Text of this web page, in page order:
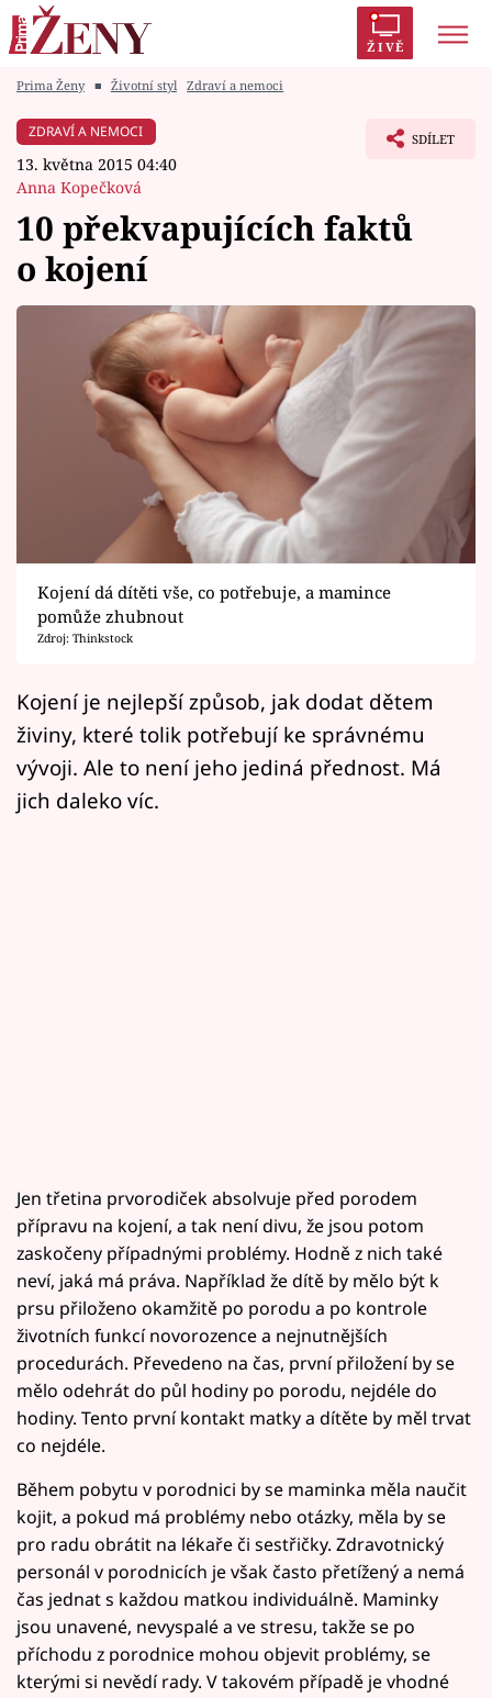
ŽIVĚ
Módní alarm
Zrádci
Témata
Celebrity
Vztahy
Seriály
Horoskopy
Sledujte prima+
Filmový festival Karlovy Vary
Mámy sobě
Přihlášení
Prima Ženy ■ Životní styl Zdraví a nemoci
ZDRAVÍ A NEMOCI
13. května 2015 04:40
Anna Kopečková
SDÍLET
10 překvapujících faktů
o kojení
Kojení dá dítěti vše, co potřebuje, a mamince
pomůže zhubnout
Zdroj: Thinkstock
Kojení je nejlepší způsob, jak dodat dětem
živiny, které tolik potřebují ke správnému
vývoji. Ale to není jeho jediná přednost. Má
jich daleko víc.
Jen třetina prvorodiček absolvuje před porodem
přípravu na kojení, a tak není divu, že jsou potom
zaskočeny případnými problémy. Hodně z nich také
neví, jaká má práva. Například že dítě by mělo být k
prsu přiloženo okamžitě po porodu a po kontrole
životních funkcí novorozence a nejnutnějších
procedurách. Převedeno na čas, první přiložení by se
mělo odehrát do půl hodiny po porodu, nejdéle do
hodiny. Tento první kontakt matky a dítěte by měl trvat
co nejdéle.
Během pobytu v porodnici by se maminka měla naučit
kojit, a pokud má problémy nebo otázky, měla by se
pro radu obrátit na lékaře či sestřičky. Zdravotnický
personál v porodnicích je však často přetížený a nemá
čas jednat s každou matkou individuálně. Maminky
jsou unavené, nevyspalé a ve stresu, takže se po
příchodu z porodnice mohou objevit problémy, se
kterými si nevědí rady. V takovém případě je vhodné